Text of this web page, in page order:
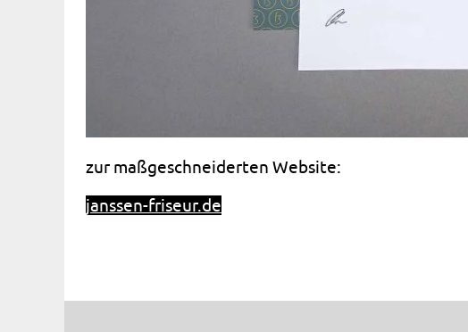
zur maßgeschneiderten Website:
janssen-friseur.de